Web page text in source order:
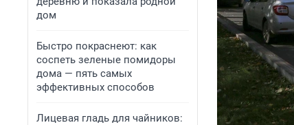
дом
Быстро покраснеют: как
соспеть зеленые помидоры
дома — пять самых
эффективных способов
Лицевая гладь для чайников: